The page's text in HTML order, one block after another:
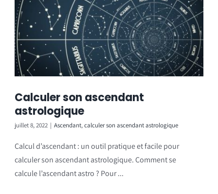
Calculer son ascendant
astrologique
juillet 8, 2022 | Ascendant,calculer son ascendant astrologique
Calcul d’ascendant : un outil pratique et facile pour
calculer son ascendant astrologique. Comment se
calcule l’ascendant astro ? Pour ...